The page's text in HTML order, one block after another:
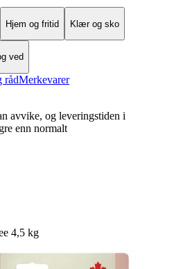
Hjem og fritid Klær og sko
ved
rådMerkevarer
avvike, og leveringstiden i
enn normalt
4,5 kg